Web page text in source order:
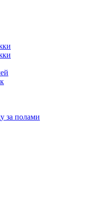
за полами